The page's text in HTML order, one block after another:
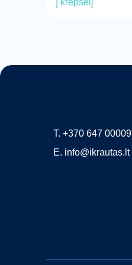
Į krepšelį
T. +370 647 00009
E. info@ikrautas.lt